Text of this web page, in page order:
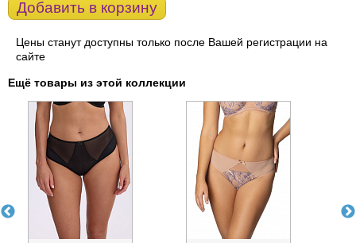
Добавить в корзину
Цены станут доступны только после Вашей регистрации на
сайте
Ещё товары из этой коллекции